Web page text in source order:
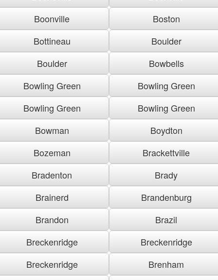
Boonville
Boston
Bottineau
Boulder
Boulder
Bowbells
Bowling Green
Bowling Green
Bowling Green
Bowling Green
Bowman
Boydton
Bozeman
Brackettville
Bradenton
Brady
Brainerd
Brandenburg
Brandon
Brazil
Breckenridge
Breckenridge
Breckenridge
Brenham